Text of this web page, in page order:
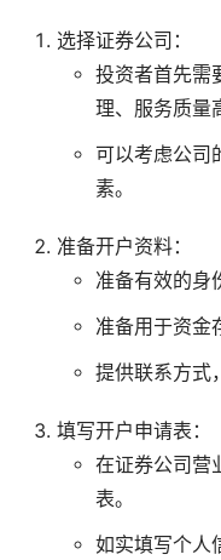
选择证券公司：
投资者首先需
理、服务质量
可以考虑公司
素。
准备开户资料：
准备有效的身
准备用于资金
提供联系方式
填写开户申请表：
在证券公司营
表。
如实填写个人